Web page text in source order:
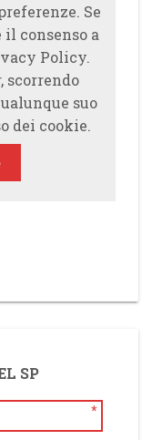
Se
il consenso a
Policy.
scorrendo
suo
dei cookie.
SP
*